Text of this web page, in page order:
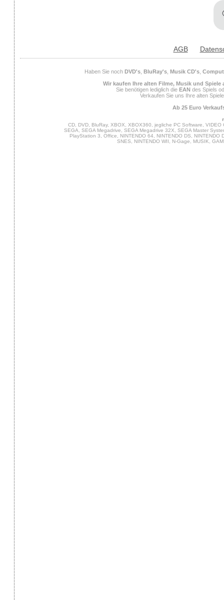
AGB
Haben Sie noch DVD's, BluRay's, Musik CD's,
Wir kaufen Ihre alten Filme, Musik und Spiele
Sie benötigen lediglich die EAN des Spiels
Verkaufen Sie uns Ihre alten
Ab 25 Euro
CD, DVD, BluRay, XBOX, XBOX360, jegliche PC Software,
SEGA, SEGA Megadrive, SEGA Megadrive 32X, SEGA Master
PlayStation 3, Office, NINTENDO 64, NINTENDO DS,
SNES, NINTENDO WII, N-Gage, MUSIK,